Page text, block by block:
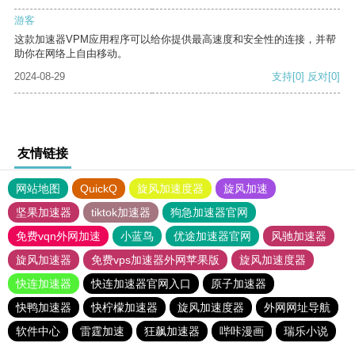
游客
这款加速器VPM应用程序可以给你提供最高速度和安全性的连接，并帮
助你在网络上自由移动。
2024-08-29
支持[0] 反对[0]
友情链接
网站地图 QuickQ 旋风加速度器
旋风加速
坚果加速器
tiktok加速器
狗急加速器官网
免费vqn外网加速
小蓝鸟 优途加速器官网
风驰加速器
旋风加速器
免费vps加速器外网苹果版
旋风加速度器
快连加速器
快连加速器官网入口
原子加速器
快鸭加速器
快柠檬加速器 旋风加速度器
外网网址导航
软件中心
雷霆加速 狂飙加速器 哔咔漫画
瑞乐小说